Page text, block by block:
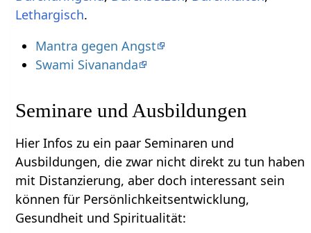
Lethargisch.
Mantra gegen Angst
Swami Sivananda
Seminare und Ausbildungen
Hier Infos zu ein paar Seminaren und
Ausbildungen, die zwar nicht direkt zu tun haben
mit Distanzierung‏‎, aber doch interessant sein
können für Persönlichkeitsentwicklung,
Gesundheit und Spiritualität: